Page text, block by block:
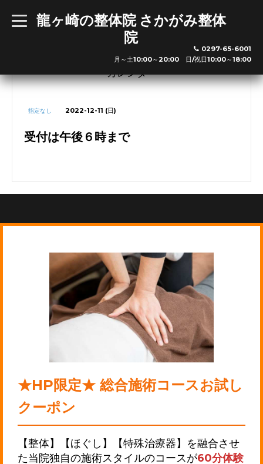
龍ヶ崎の整体院 さかがみ整体
院
t
o
a
v
0297-65-6001
月～土10:00～20:00 日/祝日10:00～18:00
※新規の方は最終受付の30分前までお越し下さい
利用可能クレジットカード
カレンダー
指定なし 2022-12-11 (日)
受付は午後６時まで
★HP限定★ 総合施術コースお試し
クーポン
【整体】【ほぐし】【特殊治療器】を融合させ
た当院独自の施術スタイルのコースが60分体験